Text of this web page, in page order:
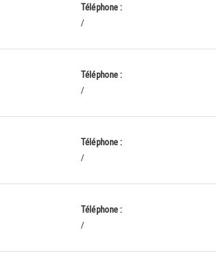
Téléphone :
/
Téléphone :
/
Téléphone :
/
Téléphone :
/